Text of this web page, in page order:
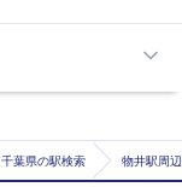
千葉県の駅検索 物井駅周